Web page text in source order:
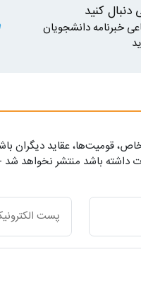
کنید
خبرنامه دانشجویان
قومیت‌ها، عقاید دیگران
داشته باشد منتشر نخواهد